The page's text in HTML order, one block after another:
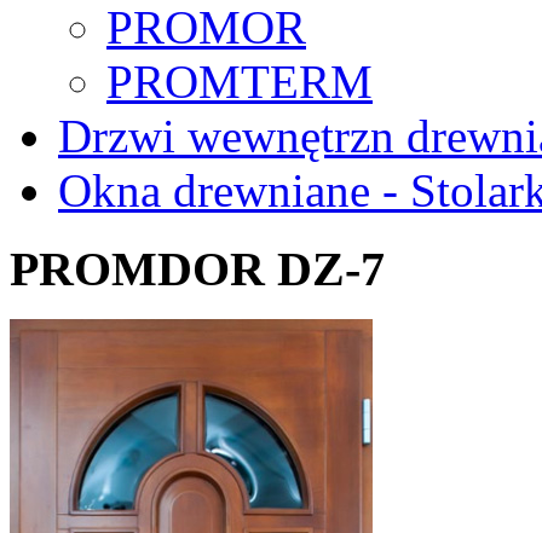
PROMOR
PROMTERM
Drzwi wewnętrzn
Okna drewniane -
PROMDOR DZ-7